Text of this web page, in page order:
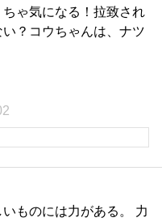
ゃ気になる！拉致され
？コウちゃんは、ナツ
ものには力がある。 力